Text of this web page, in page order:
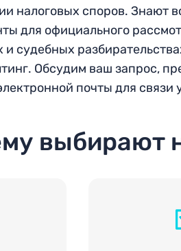
налоговых споров. Знают
для официального
судебных
Обсудим ваш запрос,
почты для связи
выбирают